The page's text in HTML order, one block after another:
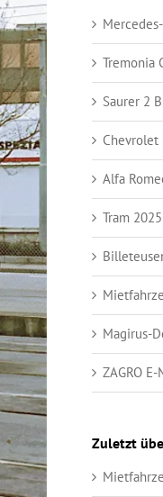
Tremonia
Saurer 2
Chevrolet
Alfa
Tram 2025
Magirus-
ZAGRO
Zuletzt